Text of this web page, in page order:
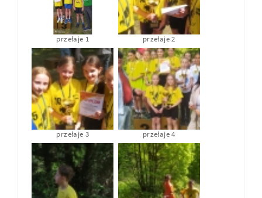
przełaje 1 przełaje 2
przełaje 3 przełaje 4